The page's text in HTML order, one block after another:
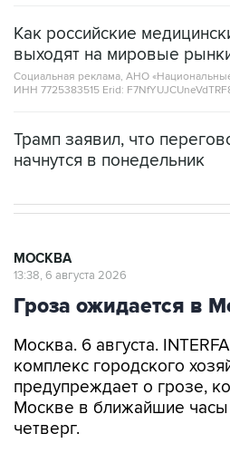
Как российские
выходят на мировые
Социальная реклама, АНО
ИНН 7725383515 Erid:
Трамп заявил, что
начнутся в понедельник
МОСКВА
13:38, 6 августа 2026
Гроза ожидается в
Москва. 6 августа.
комплекс городского
предупреждает о грозе,
Москве в ближайшие
четверг.